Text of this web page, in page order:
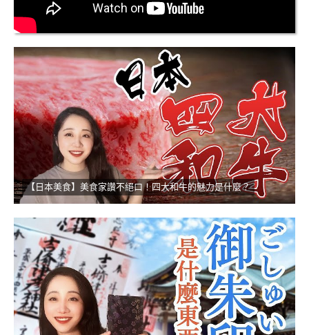
【日本美食】美食家讚不絕口！四大和牛的魅力是什麼？